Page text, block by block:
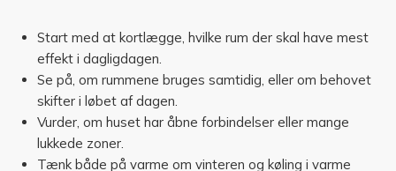
Start med at kortlægge, hvilke rum der skal have mest
effekt i dagligdagen.
Se på, om rummene bruges samtidig, eller om behovet
skifter i løbet af dagen.
Vurder, om huset har åbne forbindelser eller mange
lukkede zoner.
Tænk både på varme om vinteren og køling i varme